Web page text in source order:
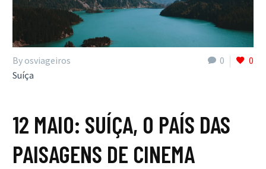
0 0
By osviageiros
Suíça
12 MAIO: SUÍÇA, O PAÍS DAS
PAISAGENS DE CINEMA